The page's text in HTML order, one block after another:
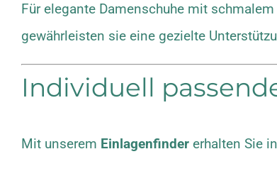
Für elegante Damenschuhe mit
gewährleisten sie eine gezielte
Individuell
Mit unserem Einlagenfinder erhalten Sie